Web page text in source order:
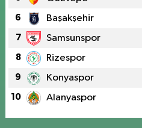
6 Başakşehir
7 Samsunspor
8 Rizespor
9 Konyaspor
10 Alanyaspor